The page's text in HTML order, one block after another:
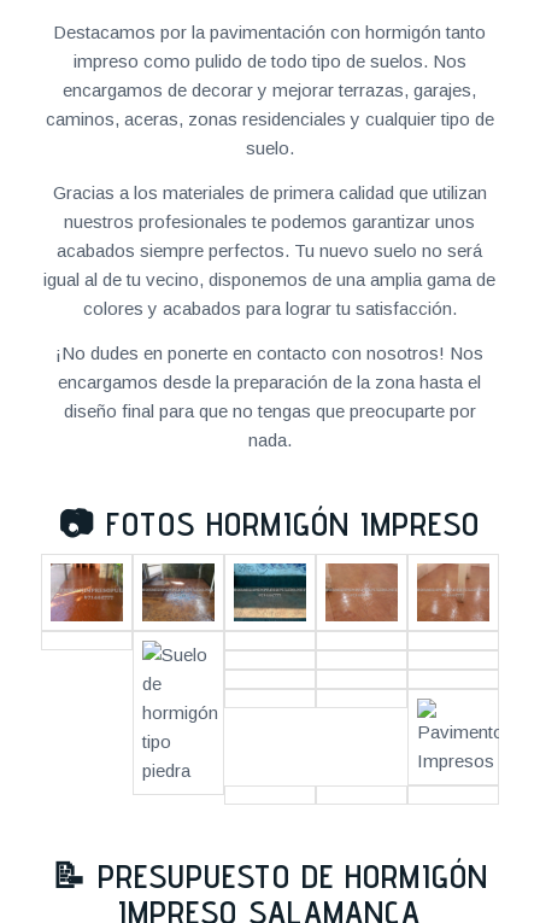
Destacamos por la pavimentación con hormigón tanto
impreso como pulido de todo tipo de suelos. Nos
encargamos de decorar y mejorar terrazas, garajes,
caminos, aceras, zonas residenciales y cualquier tipo de
suelo.
Gracias a los materiales de primera calidad que utilizan
nuestros profesionales te podemos garantizar unos
acabados siempre perfectos. Tu nuevo suelo no será
igual al de tu vecino, disponemos de una amplia gama de
colores y acabados para lograr tu satisfacción.
¡No dudes en ponerte en contacto con nosotros! Nos
encargamos desde la preparación de la zona hasta el
diseño final para que no tengas que preocuparte por
nada.
📷 FOTOS HORMIGÓN IMPRESO
📝 PRESUPUESTO DE HORMIGÓN
IMPRESO SALAMANCA